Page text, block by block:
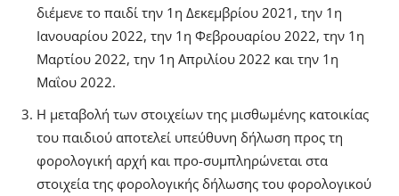
διέμενε το παιδί την 1η Δεκεμβρίου 2021, την 1η
Ιανουαρίου 2022, την 1η Φεβρουαρίου 2022, την 1η
Μαρτίου 2022, την 1η Απριλίου 2022 και την 1η
Μαΐου 2022.
Η μεταβολή των στοιχείων της μισθωμένης κατοικίας
του παιδιού αποτελεί υπεύθυνη δήλωση προς τη
φορολογική αρχή και προ-συμπληρώνεται στα
στοιχεία της φορολογικής δήλωσης του φορολογικού